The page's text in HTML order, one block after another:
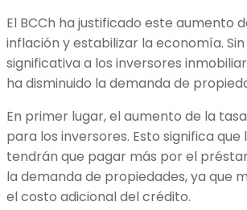
El BCCh ha justificado este
inflación y estabilizar la economía.
significativa a los inversores
ha disminuido la demanda de
En primer lugar, el aumento de la
para los inversores. Esto significa
tendrán que pagar más por el
la demanda de propiedades, ya que
el costo adicional del crédito.